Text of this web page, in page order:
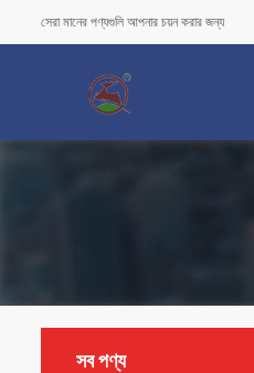
সেরা মানের পণ্যগুলি আপনার চয়ন করার জন্য
সব পণ্য